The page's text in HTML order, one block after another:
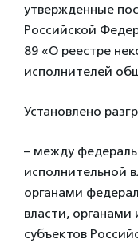
утвержденные
Российской
89 «О реестре
исполнителей
Установлено
– между
исполнительной
органами
власти, органами
субъектов